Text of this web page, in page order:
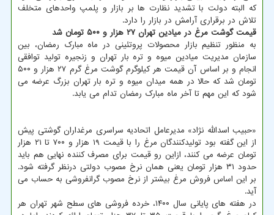
که البته دولت با تشدید نظارت ها بر بازار و پلمپ واحدهای متخلف
تلاش در برقراری آرامش در بازار را دارد.
قیمت گوشت مرغ در میادین تهران ۲۷ هزار و ۵۰۰ تومان شد
به منظور تنظیم بازار محصولات پروتئینی در ماه مبارک رمضان، بین
سازمان مدیریت میادین میوه و تره بار تهران و زنجیره تولید توافقی
انجام و بر اساس آن قیمت هر کیلوگرم گوشت مرغ گرم ۲۷ هزار و ۵۰۰
تومان شد که حالا در همه میدان میوه و تره بار تهران بزرگ عرضه می
شود که این مهم تا آخر ماه مبارک رمضان تدام می یابد.
«حبیب اسدالله نژاد» مدیرعامل اتحادیه سراسری مرغداران گوشتی پیش
از این گفته بود تولیدکنندگان مرغ را با قیمت ۱۹ هزار و ۷۰۰ تا ۲۱ هزار
تومان عرضه می کنند، ازاین رو قیمت برای مصرف کننده نهایی هم باید
حدود ۳۱ هزار تومان یعنی همان نرخ مصوب دولتی درنظر گرفته شود.
بر این اساس فروش مرغ بیشتر از نرخ مصوب گرانفروشی به حساب می
آید.
در هفته های پایانی سال ۱۴۰۰، خرده فروشی های سطح شهر تهران هر